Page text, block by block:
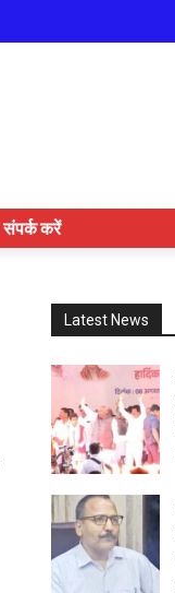
संपर्क करें
Latest News